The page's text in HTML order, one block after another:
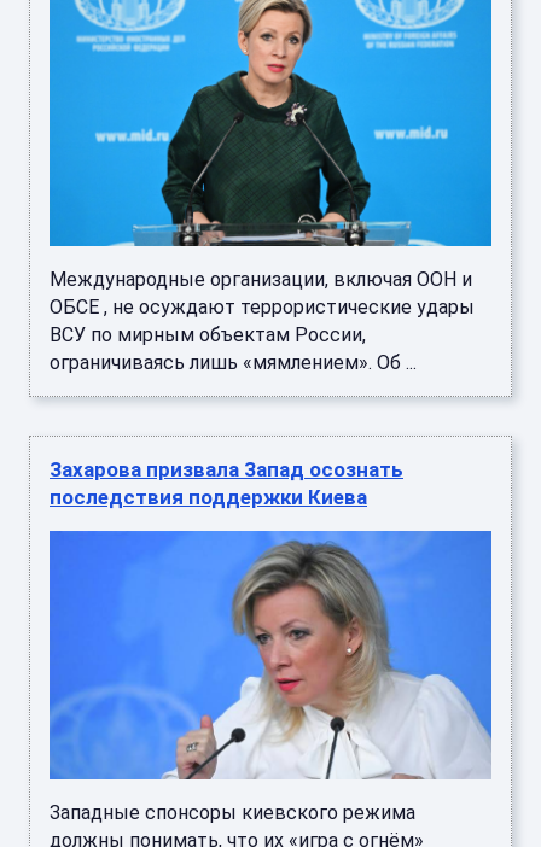
Международные организации, включая ООН и
ОБСЕ , не осуждают террористические удары
ВСУ по мирным объектам России,
ограничиваясь лишь «мямлением». Об ...
Захарова призвала Запад осознать
последствия поддержки Киева
Западные спонсоры киевского режима
должны понимать, что их «игра с огнём»